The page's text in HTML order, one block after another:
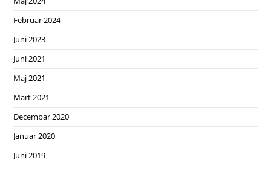
Februar 2024
Juni 2023
Juni 2021
Maj 2021
Mart 2021
Decembar 2020
Januar 2020
Juni 2019